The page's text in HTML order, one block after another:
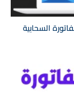
السحابية